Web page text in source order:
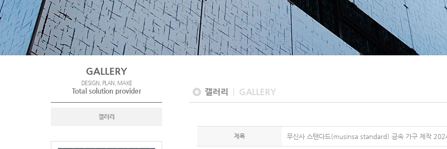
GALLERY
DESIGN, PLAN, MAKE
Total solution provider
갤러리
갤러리 GALLERY
제목 무신사 스탠다드(musinsa standard) 금속 가구 제작